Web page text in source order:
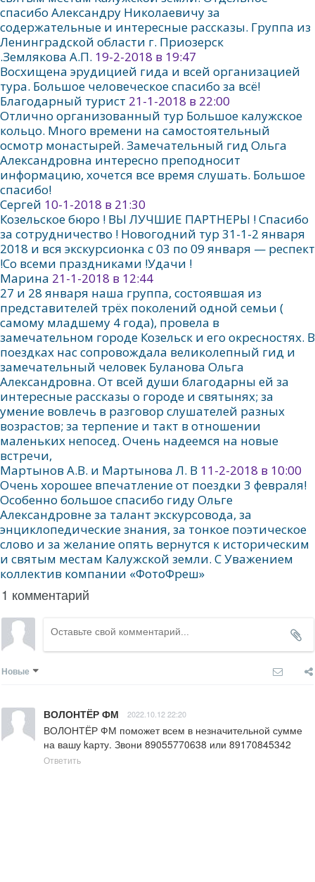
спасибо Александру Николаевичу за
содержательные и интересные рассказы. Группа из
Ленинградской области г. Приозерск
.Землякова А.П. 19-2-2018 в 19:47
Восхищена эрудицией гида и всей организацией
тура. Большое человеческое спасибо за всё!
Благодарный турист 21-1-2018 в 22:00
Отлично организованный тур Большое калужское
кольцо. Много времени на самостоятельный
осмотр монастырей. Замечательный гид Ольга
Александровна интересно преподносит
информацию, хочется все время слушать. Большое
спасибо!
Сергей 10-1-2018 в 21:30
Козельское бюро ! ВЫ ЛУЧШИЕ ПАРТНЕРЫ ! Спасибо
за сотрудничество ! Новогодний тур 31-1-2 января
2018 и вся экскурсионка с 03 по 09 января — респект
!Со всеми праздниками !Удачи !
Марина 21-1-2018 в 12:44
27 и 28 января наша группа, состоявшая из
представителей трёх поколений одной семьи (
самому младшему 4 года), провела в
замечательном городе Козельск и его окресностях. В
поездках нас сопровождала великолепный гид и
замечательный человек Буланова Ольга
Александровна. От всей души благодарны ей за
интересные рассказы о городе и святынях; за
умение вовлечь в разговор слушателей разных
возрастов; за терпение и такт в отношении
маленьких непосед. Очень надеемся на новые
встречи,
Мартынов А.В. и Мартынова Л. В 11-2-2018 в 10:00
Очень хорошее впечатление от поездки 3 февраля!
Особенно большое спасибо гиду Ольге
Александровне за талант экскурсовода, за
энциклопедические знания, за тонкое поэтическое
слово и за желание опять вернутся к историческим
и святым местам Калужской земли. С Уважением
коллектив компании «ФотоФреш»
1 комментарий
Новые
ВОЛОНТЁР ФМ 2022.10.12 22:20
ВОЛОНТЁР ФМ поможет всем в незначительной сумме
на вашу kарту. Звони 89055770638 или 89170845342
Ответить